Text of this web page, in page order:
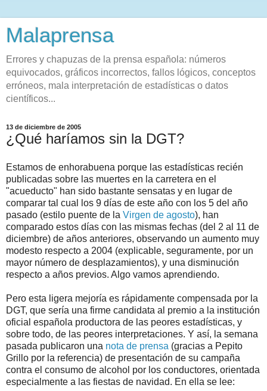
Malaprensa
Errores y chapuzas de la prensa española: números
equivocados, gráficos incorrectos, fallos lógicos, conceptos
erróneos, mala interpretación de estadísticas o datos
científicos...
13 de diciembre de 2005
¿Qué haríamos sin la DGT?
Estamos de enhorabuena porque las estadísticas recién
publicadas sobre las muertes en la carretera en el
"acueducto" han sido bastante sensatas y en lugar de
comparar tal cual los 9 días de este año con los 5 del año
pasado (estilo puente de la Virgen de agosto), han
comparado estos días con las mismas fechas (del 2 al 11 de
diciembre) de años anteriores, observando un aumento muy
modesto respecto a 2004 (explicable, seguramente, por un
mayor número de desplazamientos), y una disminución
respecto a años previos. Algo vamos aprendiendo.
Pero esta ligera mejoría es rápidamente compensada por la
DGT, que sería una firme candidata al premio a la institución
oficial española productora de las peores estadísticas, y
sobre todo, de las peores interpretaciones. Y así, la semana
pasada publicaron una nota de prensa (gracias a Pepito
Grillo por la referencia) de presentación de su campaña
contra el consumo de alcohol por los conductores, orientada
especialmente a las fiestas de navidad. En ella se lee: